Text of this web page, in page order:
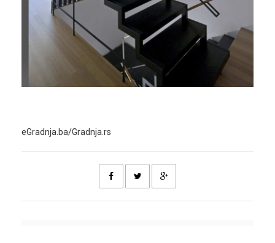
eGradnja.ba/Gradnja.rs